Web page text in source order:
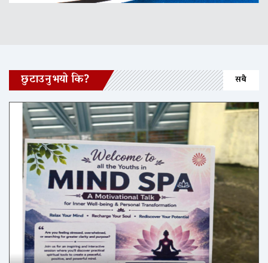
छुटाउनुभयो कि? सबै